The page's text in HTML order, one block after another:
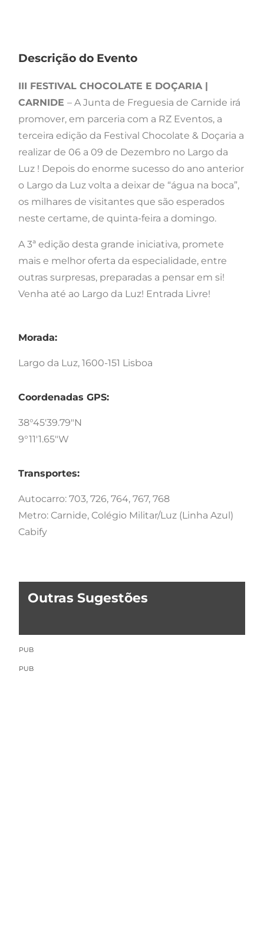
Descrição do Evento
III FESTIVAL CHOCOLATE E DOÇARIA |
CARNIDE – A Junta de Freguesia de Carnide irá
promover, em parceria com a RZ Eventos, a
terceira edição da Festival Chocolate & Doçaria a
realizar de 06 a 09 de Dezembro no Largo da
Luz ! Depois do enorme sucesso do ano anterior
o Largo da Luz volta a deixar de “água na boca”,
os milhares de visitantes que são esperados
neste certame, de quinta-feira a domingo.
A 3ª edição desta grande iniciativa, promete
mais e melhor oferta da especialidade, entre
outras surpresas, preparadas a pensar em si!
Venha até ao Largo da Luz! Entrada Livre!
Morada:
Largo da Luz, 1600-151 Lisboa
Coordenadas GPS:
38°45'39.79"N
9°11'1.65"W
Transportes:
Autocarro: 703, 726, 764, 767, 768
Metro: Carnide, Colégio Militar/Luz (Linha Azul)
Cabify
Outras Sugestões
PUB
PUB